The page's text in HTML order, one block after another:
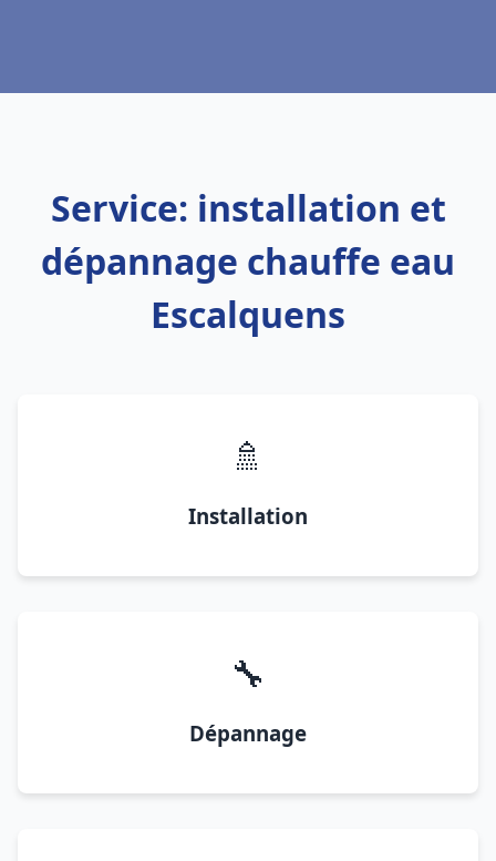
Service: installation et
dépannage chauffe eau
Escalquens
🚿
Installation
🔧
Dépannage